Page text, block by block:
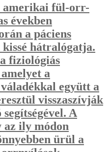
amerikai fül-orr-
években
a páciens
hátralógatja.
fiziológiás
a
együtt a
visszaszívják
A
az ily módon
ürül a